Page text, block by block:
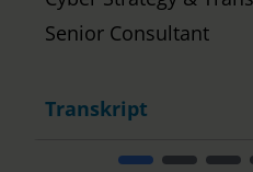
Senior Consultant
Transkript